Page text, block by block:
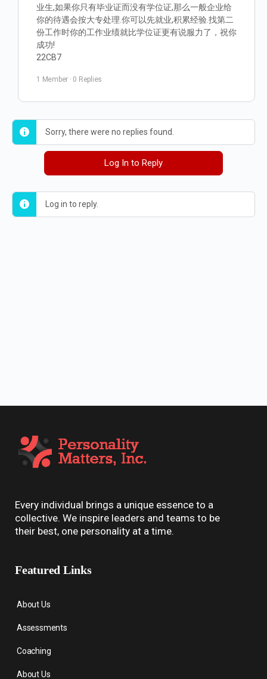
业生,如果你只有毕业证而没有学位证,那么一般企业给
你的待遇会按大专处理.你可以先就业,积累经验.找第二
份工作时你的工作业绩就比学位证更有说服力了，祝你
成功!
22CB7
1 Member · 0 Replies
Sorry, there were no replies found.
Log In to Reply
Log in to reply.
Every individual brings a unique essence to a
collective. We inspire leaders and teams to be
their best, one personality at a time.
Featured Links
About Us
Assessments
Coaching
About Us